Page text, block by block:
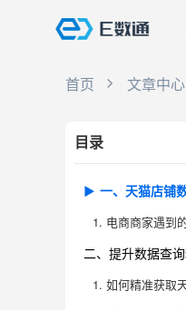
首页 文章中心
目录